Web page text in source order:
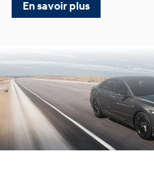
En savoir plus